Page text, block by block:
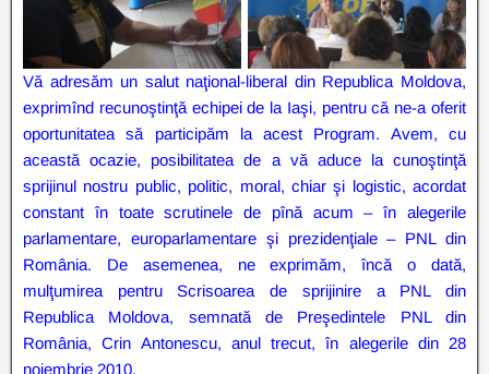
Vă adresăm un salut naţional-liberal din Republica Moldova,
exprimînd recunoştinţă echipei de la Iaşi, pentru că ne-a oferit
oportunitatea să participăm la acest Program. Avem, cu
această ocazie, posibilitatea de a vă aduce la cunoştinţă
sprijinul nostru public, politic, moral, chiar şi logistic, acordat
constant în toate scrutinele de pînă acum – în alegerile
parlamentare, europarlamentare şi prezidenţiale – PNL din
România. De asemenea, ne exprimăm, încă o dată,
mulţumirea pentru Scrisoarea de sprijinire a PNL din
Republica Moldova, semnată de Preşedintele PNL din
România, Crin Antonescu, anul trecut, în alegerile din 28
noiembrie 2010.